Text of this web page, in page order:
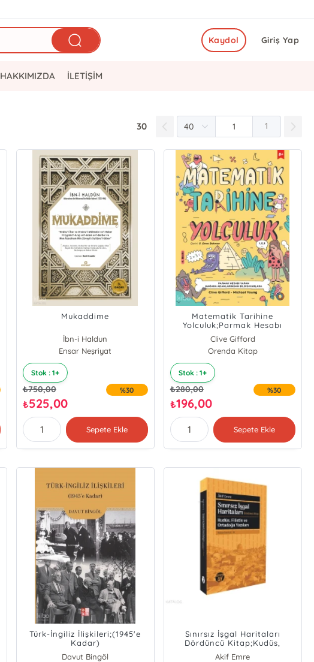
Giriş Yap
Kaydol
HAKKIMIZDA İLETİŞİM
30 1
Mukaddime
İbn-i Haldun
Ensar Neşriyat
Stok : 1+
₺750,00
₺525,00
%30
Sepete Ekle
Matematik Tarihine
Yolculuk;Parmak Hesabı
Yapan Mağara Adamlarından
Bilgisayarlara
Clive Gifford
Michael Young
Orenda Kitap
Stok : 1+
₺280,00
₺196,00
%30
Sepete Ekle
Türk-İngiliz İlişkileri;(1945'e
Kadar)
Davut Bingöl
Sınırsız İşgal Haritaları
Dördüncü Kitap;Kudüs,
Filistin ve Ortadoğu Yazıları
Akif Emre